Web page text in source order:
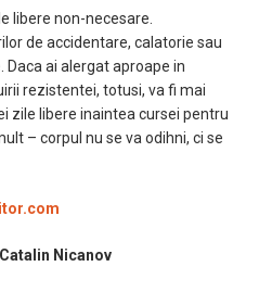
libere non-necesare.
de accidentare, calatorie sau
ai alergat aproape in
rezistentei, totusi, va fi mai
zile libere inaintea cursei pentru
– corpul nu se va odihni, ci se
Catalin Nicanov